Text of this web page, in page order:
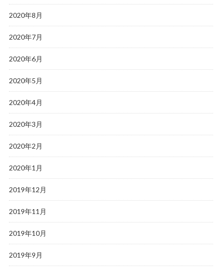
2020年8月
2020年7月
2020年6月
2020年5月
2020年4月
2020年3月
2020年2月
2020年1月
2019年12月
2019年11月
2019年10月
2019年9月